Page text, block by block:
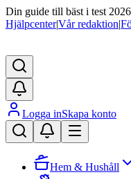
Din guide till bäst i test 2026
Hjälpcenter|Vår redaktion|
Logga inSkapa konto
Hem & Hushåll